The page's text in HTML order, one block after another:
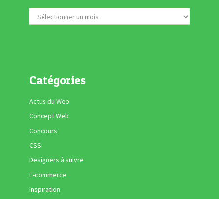
Catégories
Actus du Web
Concept Web
Concours
CSS
Designers à suivre
E-commerce
Inspiration